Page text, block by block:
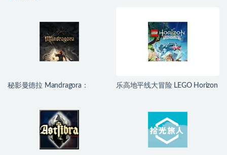
秘影曼德拉 Mandragora：
乐高地平线大冒险 LEGO Horizon